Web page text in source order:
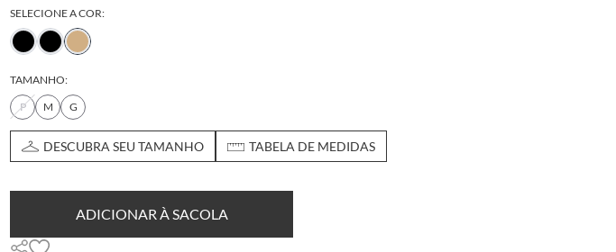
SELECIONE A COR:
TAMANHO:
P
M G
DESCUBRA SEU TAMANHO TABELA DE MEDIDAS
ADICIONAR À SACOLA